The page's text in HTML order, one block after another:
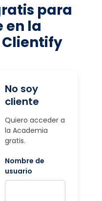
para
en la
No soy
cliente
Quiero acceder a
la Academia
gratis.
Nombre de
usuario